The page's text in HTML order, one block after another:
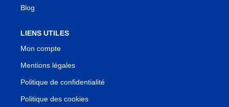
Blog
LIENS UTILES
Mon compte
Mentions légales
Politique de confidentialité
Politique des cookies